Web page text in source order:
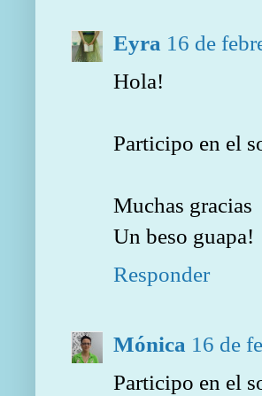
Eyra 16 de
Hola!
Participo en el
Muchas gracias
Un beso guapa!
Responder
Mónica 16 de
Participo en el